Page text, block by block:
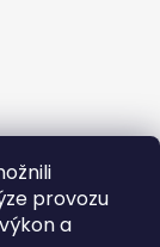
provozu
a